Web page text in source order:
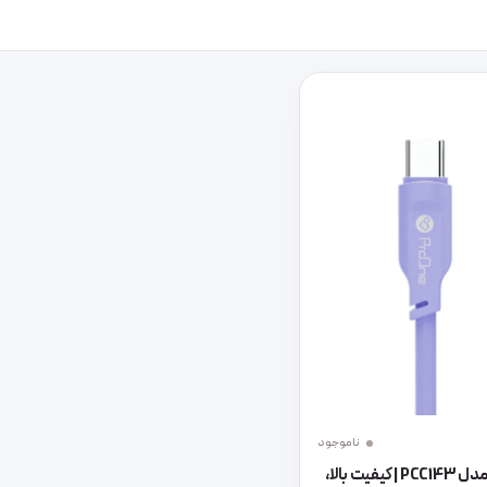
ناموجود
کابل شارژ و انتقال داده مدل PCC143 | کیفیت بالا،